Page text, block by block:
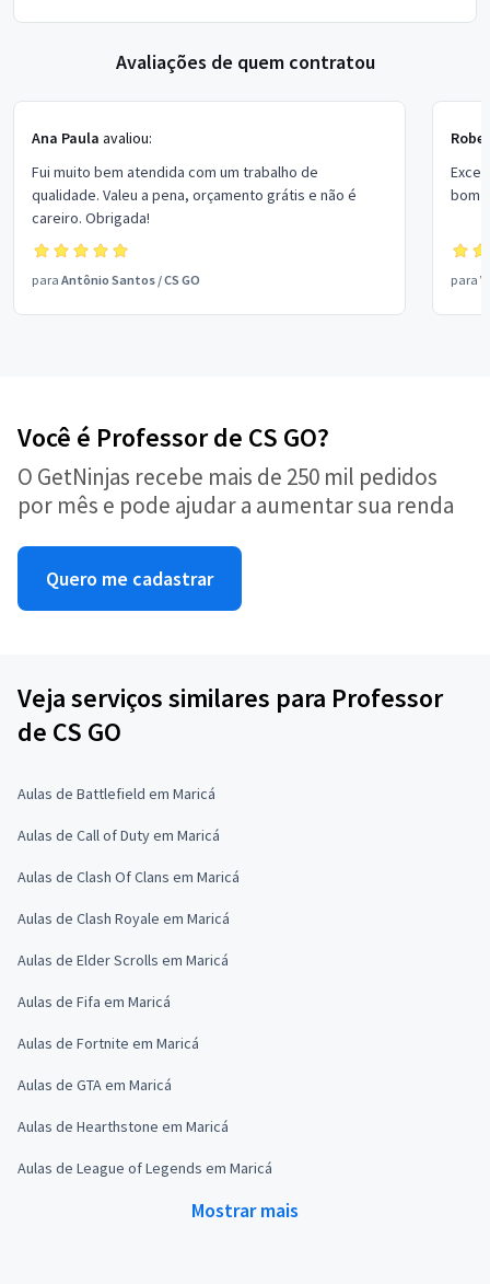
Avaliações de quem contratou
Ana Paula avaliou:
Fui muito bem atendida com um trabalho de
qualidade. Valeu a pena, orçamento grátis e não é
careiro. Obrigada!
para Antônio Santos /CS GO
bom
para
Você é Professor de CS GO?
O GetNinjas recebe mais de 250 mil pedidos
por mês e pode ajudar a aumentar sua renda
Quero me cadastrar
Veja serviços similares para Professor
de CS GO
Aulas de Battlefield em Maricá
Aulas de Call of Duty em Maricá
Aulas de Clash Of Clans em Maricá
Aulas de Clash Royale em Maricá
Aulas de Elder Scrolls em Maricá
Aulas de Fifa em Maricá
Aulas de Fortnite em Maricá
Aulas de GTA em Maricá
Aulas de Hearthstone em Maricá
Aulas de League of Legends em Maricá
Mostrar mais